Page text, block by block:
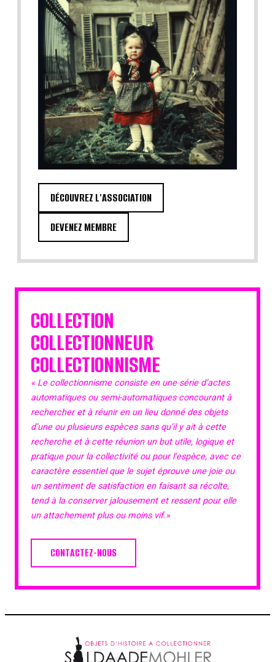
DÉCOUVREZ L'ASSOCIATION
DEVENEZ MEMBRE
COLLECTION
COLLECTIONNEUR
COLLECTIONNISME
« Le collectionnisme consiste en une série d’actes
automatiques ou semi-automatiques concourant à
rechercher et à réunir en un lieu donné des objets
d’une ou plusieurs espèces sans qu’il y ait à cette
recherche et à cette réunion un but utile, logique et
pratique pour la collectivité ou pour l’espèce, avec ce
caractère essentiel que le sujet éprouve une joie ou
un sentiment de satisfaction en faisant sa récolte,
tend à la conserver jalousement et ressent pour elle
un attachement plus ou moins vif.»
CONTACTEZ-NOUS